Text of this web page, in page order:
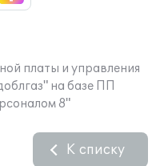
платы и управления
на базе ПП
8"
К списку